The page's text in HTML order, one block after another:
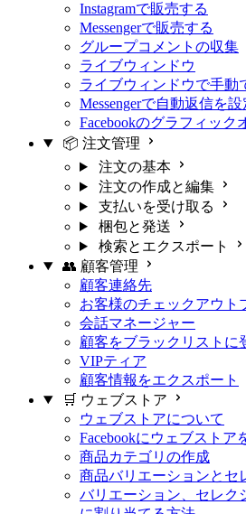
Instagramで販売する
Messengerで販売する
グループコメントの収集
ライブウィンドウ
ライブウィンドウで手動
Messengerで自動返信を
Facebookのグラフィック
📦 注文管理
注文の基本
注文の作成と編集
支払いを受け取る
梱包と発送
検索とエクスポート
👥 顧客管理
顧客連絡先
お客様のチェックアウト
会話マネージャー
顧客をブラックリストに
VIPティア
顧客情報をエクスポート
🛒 ウェブストア
ウェブストアについて
Facebookにウェブストア
商品カテゴリの作成
商品バリエーションとセ
バリエーション、セレク